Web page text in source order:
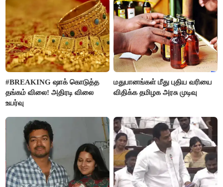
#BREAKING ஷாக் கொடுத்த
தங்கம் விலை! அதிரடி விலை
உயர்வு
மதுபானங்கள் மீது புதிய வரியை
விதிக்க தமிழக அரசு முடிவு